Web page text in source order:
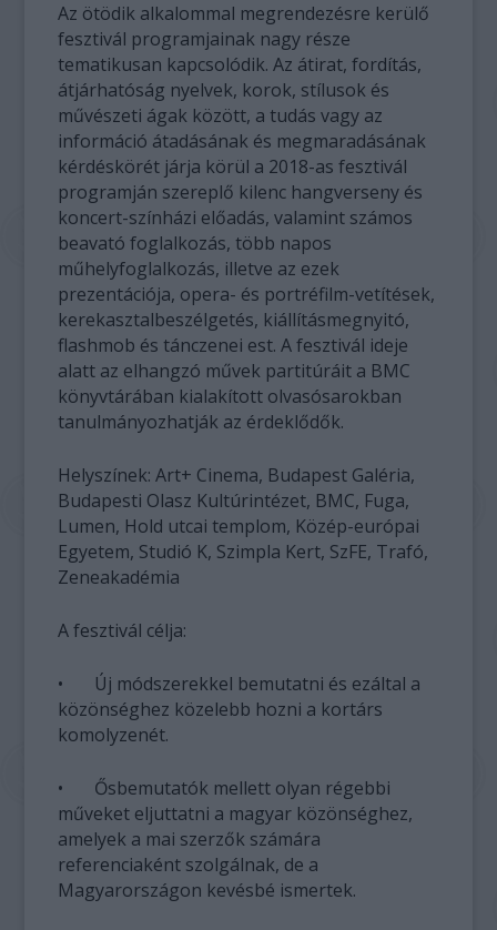
Az ötödik alkalommal megrendezésre kerülő
fesztivál programjainak nagy része
tematikusan kapcsolódik. Az átirat, fordítás,
átjárhatóság nyelvek, korok, stílusok és
művészeti ágak között, a tudás vagy az
információ átadásának és megmaradásának
kérdéskörét járja körül a 2018-as fesztivál
programján szereplő kilenc hangverseny és
koncert-színházi előadás, valamint számos
beavató foglalkozás, több napos
műhelyfoglalkozás, illetve az ezek
prezentációja, opera- és portréfilm-vetítések,
kerekasztalbeszélgetés, kiállításmegnyitó,
flashmob és tánczenei est. A fesztivál ideje
alatt az elhangzó művek partitúráit a BMC
könyvtárában kialakított olvasósarokban
tanulmányozhatják az érdeklődők.
Helyszínek: Art+ Cinema, Budapest Galéria,
Budapesti Olasz Kultúrintézet, BMC, Fuga,
Lumen, Hold utcai templom, Közép-európai
Egyetem, Studió K, Szimpla Kert, SzFE, Trafó,
Zeneakadémia
A fesztivál célja:
• Új módszerekkel bemutatni és ezáltal a
közönséghez közelebb hozni a kortárs
komolyzenét.
• Ősbemutatók mellett olyan régebbi
műveket eljuttatni a magyar közönséghez,
amelyek a mai szerzők számára
referenciaként szolgálnak, de a
Magyarországon kevésbé ismertek.